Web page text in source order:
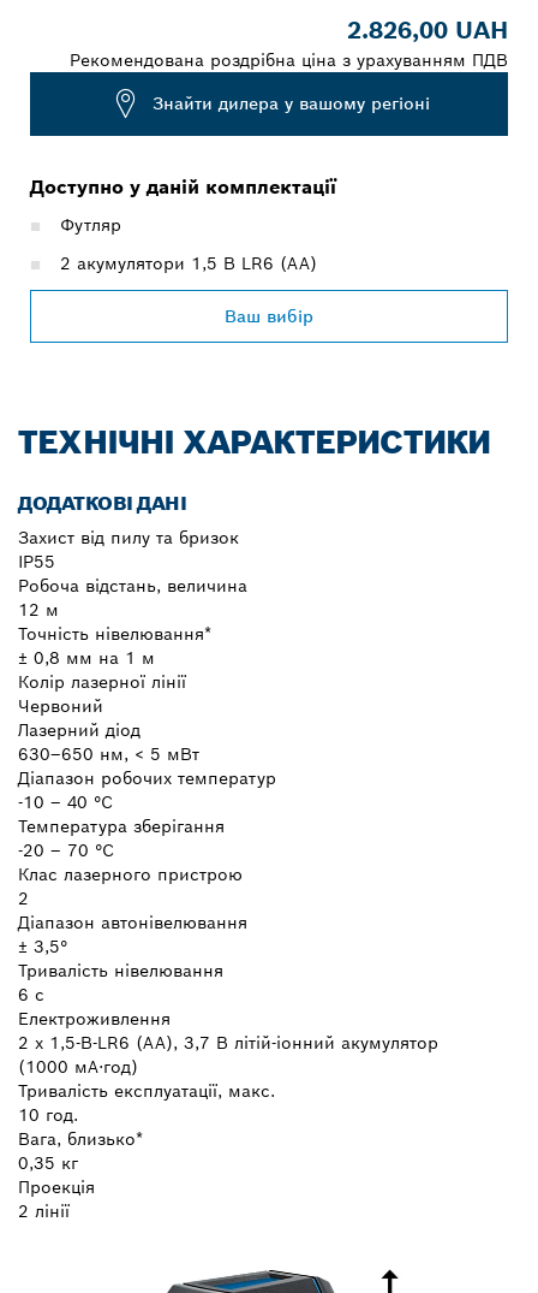
2.826,00 UAH
Рекомендована роздрібна ціна з урахуванням ПДВ
Знайти дилера у вашому регіоні
Доступно у даній комплектації
Футляр
2 акумулятори 1,5 В LR6 (AA)
Ваш вибір
ТЕХНІЧНІ ХАРАКТЕРИСТИКИ
ДОДАТКОВІ ДАНІ
Захист від пилу та бризок
IP55
Робоча відстань, величина
12 м
Точність нівелювання*
± 0,8 мм на 1 м
Колір лазерної лінії
Червоний
Лазерний діод
630–650 нм, < 5 мВт
Діапазон робочих температур
-10 – 40 °C
Температура зберігання
-20 – 70 °C
Клас лазерного пристрою
2
Діапазон автонівелювання
± 3,5°
Тривалість нівелювання
6 с
Електроживлення
2 x 1,5-В-LR6 (AA), 3,7 В літій-іонний акумулятор
(1000 мА·год)
Тривалість експлуатації, макс.
10 год.
Вага, близько*
0,35 кг
Проекція
2 лінії